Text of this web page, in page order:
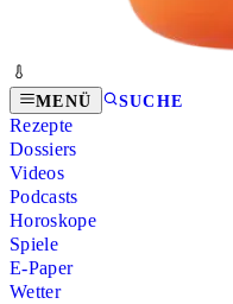
MENÜ SUCHE
Rezepte
Dossiers
Videos
Podcasts
Horoskope
Spiele
E-Paper
Wetter